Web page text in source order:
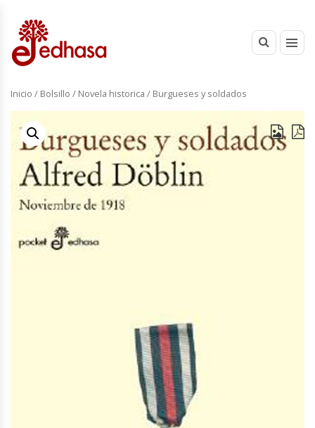
Inicio / Bolsillo / Novela historica / Burgueses y soldados